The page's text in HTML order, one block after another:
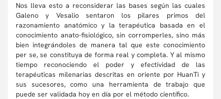
Nos lleva esto a reconsiderar las bases según las cuales
Galeno y Vesalio sentaron los pilares primos del
razonamiento anatómico y la terapéutica basada en el
conocimiento anato-fisiológico, sin corromperles, sino más
bien integrándoles de manera tal que este conocimiento
per se, se constituya de forma real y completa. Y al mismo
tiempo reconociendo el poder y efectividad de las
terapéuticas milenarias descritas en oriente por HuanTi y
sus sucesores, como una herramienta de trabajo que
puede ser validada hoy en día por el método científico.